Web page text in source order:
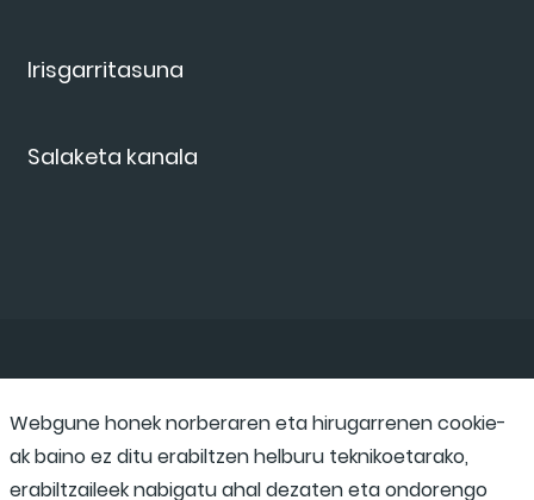
Irisgarritasuna
Salaketa kanala
Webgune honek norberaren eta hirugarrenen cookie-
ak baino ez ditu erabiltzen helburu teknikoetarako,
erabiltzaileek nabigatu ahal dezaten eta ondorengo